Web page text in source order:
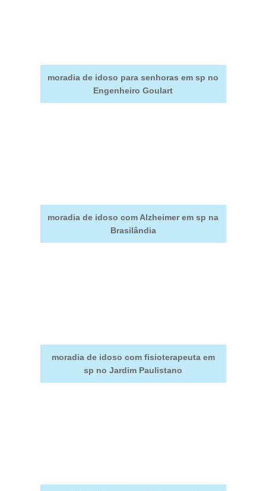
moradia de idoso para senhoras em sp no
Engenheiro Goulart
moradia de idoso com Alzheimer em sp na
Brasilândia
moradia de idoso com fisioterapeuta em
sp no Jardim Paulistano